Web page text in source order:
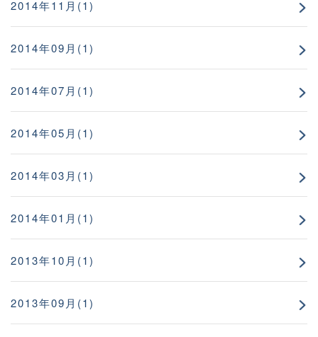
2014年11月(1)
2014年09月(1)
2014年07月(1)
2014年05月(1)
2014年03月(1)
2014年01月(1)
2013年10月(1)
2013年09月(1)